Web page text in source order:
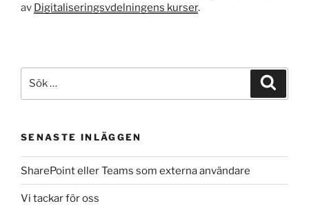
av Digitaliseringsvdelningens kurser.
efter:
SENASTE INLÄGGEN
SharePoint eller Teams som externa användare
Vi tackar för oss